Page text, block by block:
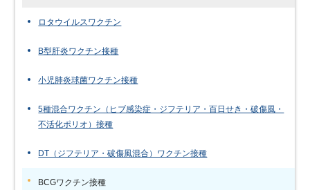
ロタウイルスワクチン
B型肝炎ワクチン接種
小児肺炎球菌ワクチン接種
5種混合ワクチン（ヒブ感染症・ジフテリア・百日せき・破傷風・
不活化ポリオ）接種
DT（ジフテリア・破傷風混合）ワクチン接種
BCGワクチン接種